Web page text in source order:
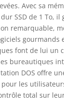
Avec sa
SSD de 1 To, il
remarquable,
gourmands
font de lui un
bureautiques
DOS offre
les
total sur